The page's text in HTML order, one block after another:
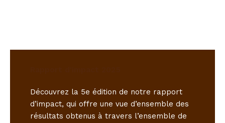
Découvrez la 5e édition de notre rapport
d’impact, qui offre une vue d’ensemble des
résultats obtenus à travers l’ensemble de